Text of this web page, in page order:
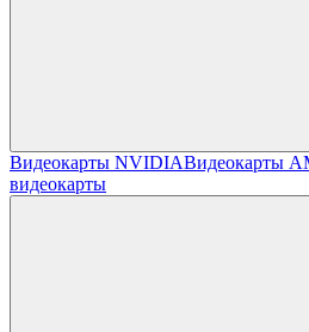
Видеокарты NVIDIAВидеокарты
видеокарты